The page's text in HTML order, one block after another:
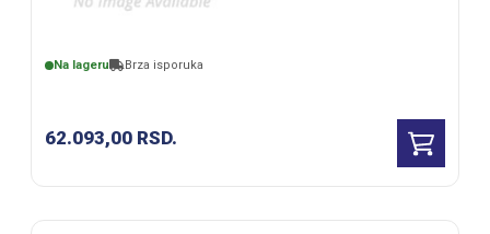
Na lageru Brza isporuka
62.093,00 RSD.